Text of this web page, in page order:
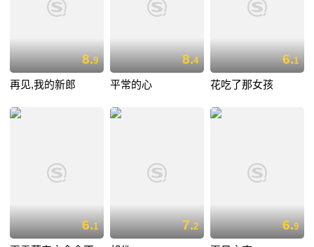
8.9
再见,我的新郎
8.4
平常的心
6.1
花吃了那女孩
6.1 7.2 6.9